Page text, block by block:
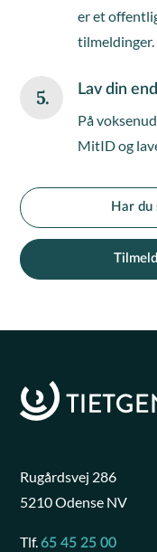
er et
tilmeldinger.
5. Lav din
På
MitID og
Har du
Rugårdsvej 286
5210 Odense NV
Tlf.65 45 25 00